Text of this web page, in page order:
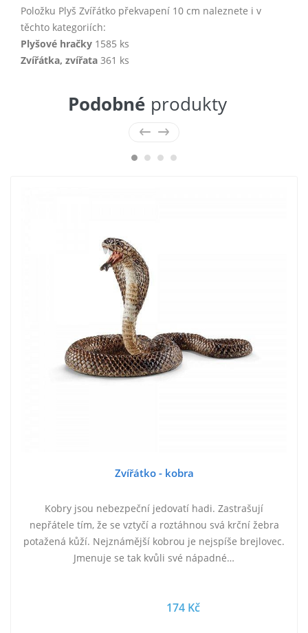
Položku Plyš Zvířátko překvapení 10 cm naleznete i v
těchto kategoriích:
Plyšové hračky 1585 ks
Zvířátka, zvířata 361 ks
Podobné produkty
Zvířátko - kobra
Kobry jsou nebezpeční jedovatí hadi. Zastrašují
nepřátele tím, že se vztyčí a roztáhnou svá krční žebra
potažená kůží. Nejznámější kobrou je nejspíše brejlovec.
Jmenuje se tak kvůli své nápadné…
174 Kč